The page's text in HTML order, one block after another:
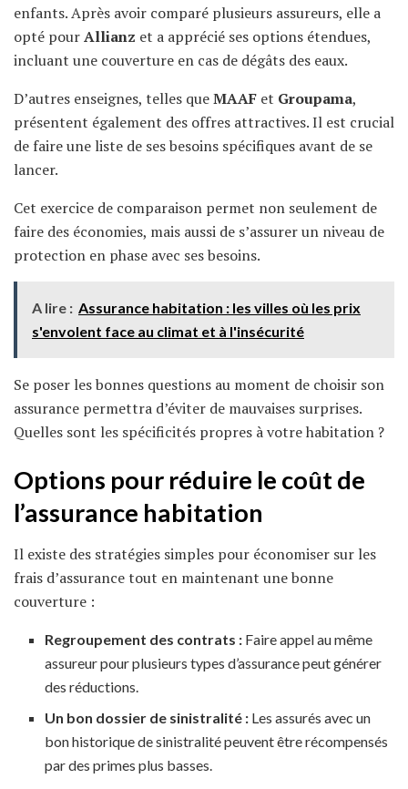
enfants. Après avoir comparé plusieurs assureurs, elle a
opté pourAllianz et a apprécié ses options étendues,
incluant une couverture en cas de dégâts des eaux.
D’autres enseignes, telles queMAAF et Groupama,
présentent également des offres attractives. Il est crucial
de faire une liste de ses besoins spécifiques avant de se
lancer.
Cet exercice de comparaison permet non seulement de
faire des économies, mais aussi de s’assurer un niveau de
protection en phase avec ses besoins.
A lire : Assurance habitation : les villes où les prix
s'envolent face au climat et à l'insécurité
Se poser les bonnes questions au moment de choisir son
assurance permettra d’éviter de mauvaises surprises.
Quelles sont les spécificités propres à votre habitation ?
Options pour réduire le coût de
l’assurance habitation
Il existe des stratégies simples pour économiser sur les
frais d’assurance tout en maintenant une bonne
couverture :
Regroupement des contrats : Faire appel au même
assureur pour plusieurs types d’assurance peut générer
des réductions.
Un bon dossier de sinistralité : Les assurés avec un
bon historique de sinistralité peuvent être récompensés
par des primes plus basses.